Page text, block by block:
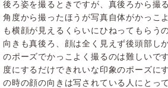
後ろ姿を撮るときですが、真後ろから撮
角度から撮ったほうが写真自体がかっこ
も横顔が見えるくらいにひねってもらう
向きも真後ろ、顔は全く見えず後頭部し
のポーズでかっこよく撮るのは難しいで
度にするだけできれいな印象のポーズに
の時の顔の向きは写されている人にとっ